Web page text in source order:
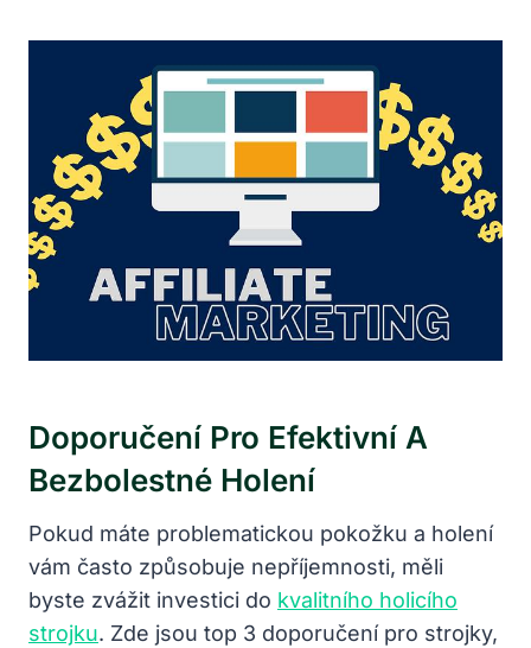
Doporučení Pro Efektivní A
Bezbolestné Holení
Pokud máte problematickou pokožku a holení
vám často způsobuje nepříjemnosti, měli
byste zvážit investici do kvalitního holicího
strojku. Zde jsou top 3 doporučení pro strojky,